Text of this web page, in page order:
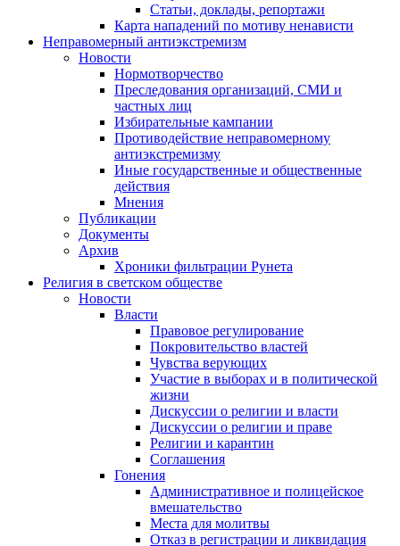
Статьи, доклады, репортажи
Карта нападений по мотиву ненависти
Неправомерный антиэкстремизм
Новости
Нормотворчество
Преследования организаций, СМИ и
частных лиц
Избирательные кампании
Противодействие неправомерному
антиэкстремизму
Иные государственные и общественные
действия
Мнения
Публикации
Документы
Архив
Хроники фильтрации Рунета
Религия в светском обществе
Новости
Власти
Правовое регулирование
Покровительство властей
Чувства верующих
Участие в выборах и в политической
жизни
Дискуссии о религии и власти
Дискуссии о религии и праве
Религии и карантин
Соглашения
Гонения
Административное и полицейское
вмешательство
Места для молитвы
Отказ в регистрации и ликвидация